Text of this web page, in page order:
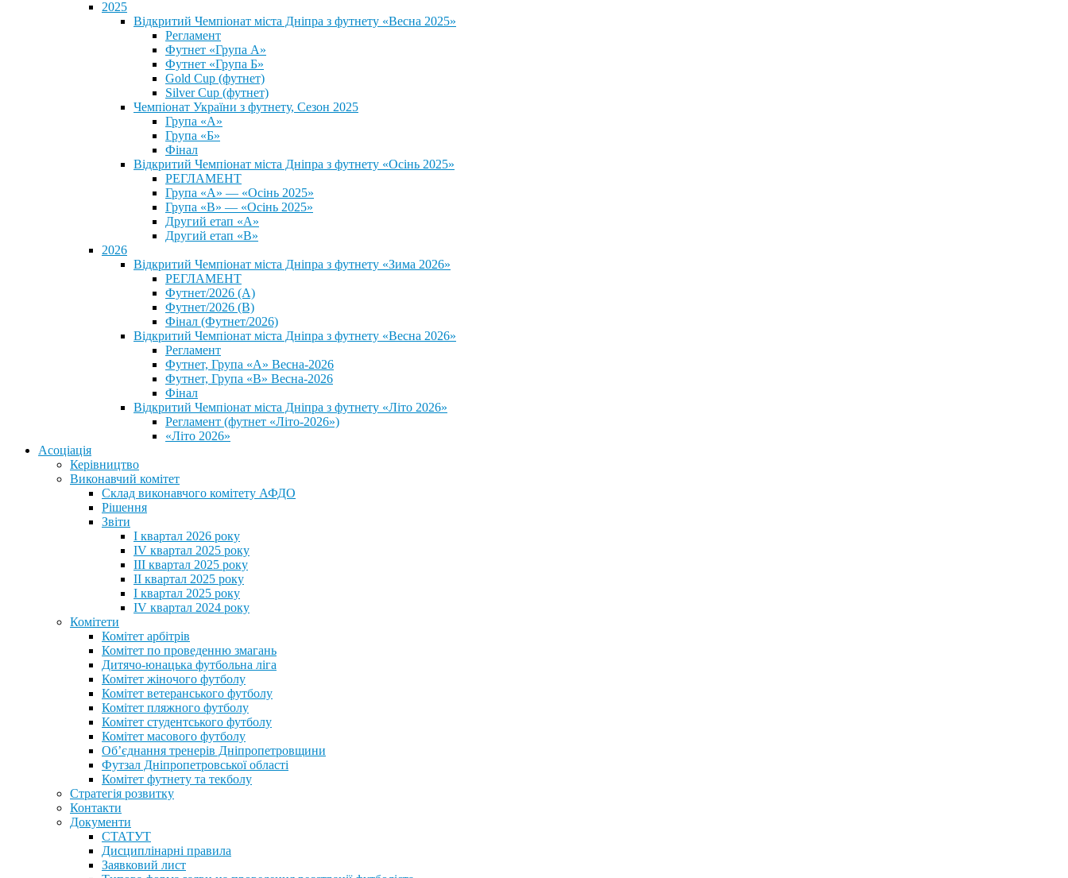
2025
Відкритий Чемпіонат міста Дніпра з футнету «Весна 2025»
Регламент
Футнет «Група А»
Футнет «Група Б»
Gold Cup (футнет)
Silver Cup (футнет)
Чемпіонат України з футнету, Сезон 2025
Група «А»
Група «Б»
Фінал
Відкритий Чемпіонат міста Дніпра з футнету «Осінь 2025»
РЕГЛАМЕНТ
Група «А» — «Осінь 2025»
Група «В» — «Осінь 2025»
Другий етап «А»
Другий етап «В»
2026
Відкритий Чемпіонат міста Дніпра з футнету «Зима 2026»
РЕГЛАМЕНТ
Футнет/2026 (А)
Футнет/2026 (В)
Фінал (Футнет/2026)
Відкритий Чемпіонат міста Дніпра з футнету «Весна 2026»
Регламент
Футнет, Група «А» Весна-2026
Футнет, Група «В» Весна-2026
Фінал
Відкритий Чемпіонат міста Дніпра з футнету «Літо 2026»
Регламент (футнет «Літо-2026»)
«Літо 2026»
Асоціація
Керівництво
Виконавчий комітет
Склад виконавчого комітету АФДО
Рішення
Звіти
I квартал 2026 року
IV квартал 2025 року
III квартал 2025 року
II квартал 2025 року
I квартал 2025 року
IV квартал 2024 року
Комітети
Комітет арбітрів
Комітет по проведенню змагань
Дитячо-юнацька футбольна ліга
Комітет жіночого футболу
Комітет ветеранського футболу
Комітет пляжного футболу
Комітет студентського футболу
Комітет масового футболу
Обʼєднання тренерів Дніпропетровщини
Футзал Дніпропетровської області
Комітет футнету та текболу
Стратегія розвитку
Контакти
Документи
СТАТУТ
Дисциплінарні правила
Заявковий лист